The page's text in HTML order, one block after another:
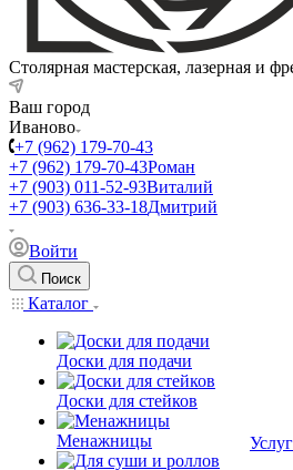
Столярная мастерская, лазерная и
Ваш город
Иваново
+7 (962) 179-70-43
+7 (962) 179-70-43Роман
+7 (903) 011-52-93Виталий
+7 (903) 636-33-18Дмитрий
Войти
Поиск
Каталог
Доски для подачи
Доски для стейков
Менажницы